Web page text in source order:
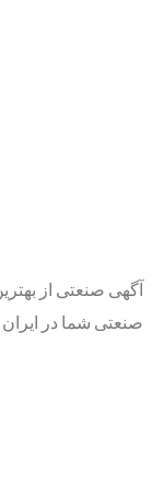
آگهی صنعتی از
صنعتی شما در